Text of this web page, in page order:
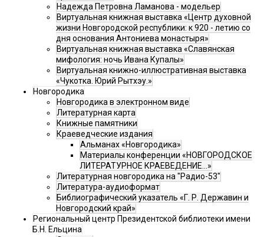
Надежда Петровна Ламанова - модельер
Виртуальная книжная выставка «Центр духовной
жизни Новгородской республики: к 920 - летию со
дня основания Антониева монастыря»
Виртуальная книжная выставка «Славянская
мифология: ночь Ивана Купалы»
Виртуальная книжно-иллюстративная выставка
«Чукотка. Юрий Рытхэу.»
Новгородика
Новгородика в электронном виде
Литературная карта
Книжные памятники
Краеведческие издания
Альманах «Новгородика»
Материалы конференции «НОВГОРОДСКОЕ
ЛИТЕРАТУРНОЕ КРАЕВЕДЕНИЕ...»
Литературная новгородика на "Радио-53"
Литература-аудиоформат
Библиографический указатель «Г. Р. Державин и
Новгородский край»
Региональный центр Президентской библиотеки имени
Б.Н. Ельцина